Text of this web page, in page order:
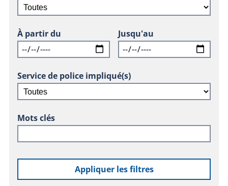
À partir du Jusqu'au
Service de police impliqué(s)
Mots clés
Appliquer les filtres